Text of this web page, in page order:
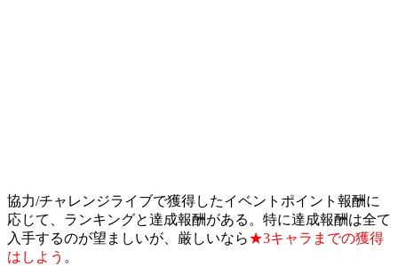
協力/チャレンジライブで獲得したイベントポイント報酬に
応じて、ランキングと達成報酬がある。特に達成報酬は全て
入手するのが望ましいが、厳しいなら★3キャラまでの獲得
はしよう 。